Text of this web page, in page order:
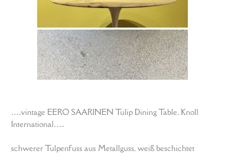
…..vintage EERO SAARINEN Tulip Dining Table, Knoll
International…..
schwerer Tulpenfuss aus Metallguss, weiß beschichtet